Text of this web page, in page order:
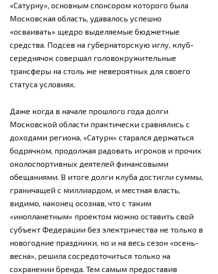
«Сатурну», основным спонсором которого была
Московская область, удавалось успешно
«осваивать» щедро выделяемые бюджетные
средства. Подсев на губернаторскую иглу, клуб-
середнячок совершал головокружительные
трансферы на столь же невероятных для своего
статуса условиях.
Даже когда в начале прошлого года долги
Московской области практически сравнялись с
доходами региона, «Сатурн» старался держаться
бодрячком, продолжая радовать игроков и прочих
околоспортивных деятелей финансовыми
обещаниями. В итоге долги клуба достигли суммы,
граничащей с миллиардом, и местная власть,
видимо, наконец осознав, что с таким
«инопланетным» проектом можно оставить свой
субъект Федерации без электричества не только в
новогодние праздники, но и на весь сезон «осень-
весна», решила сосредоточиться только на
сохранении бренда. Тем самым предоставив